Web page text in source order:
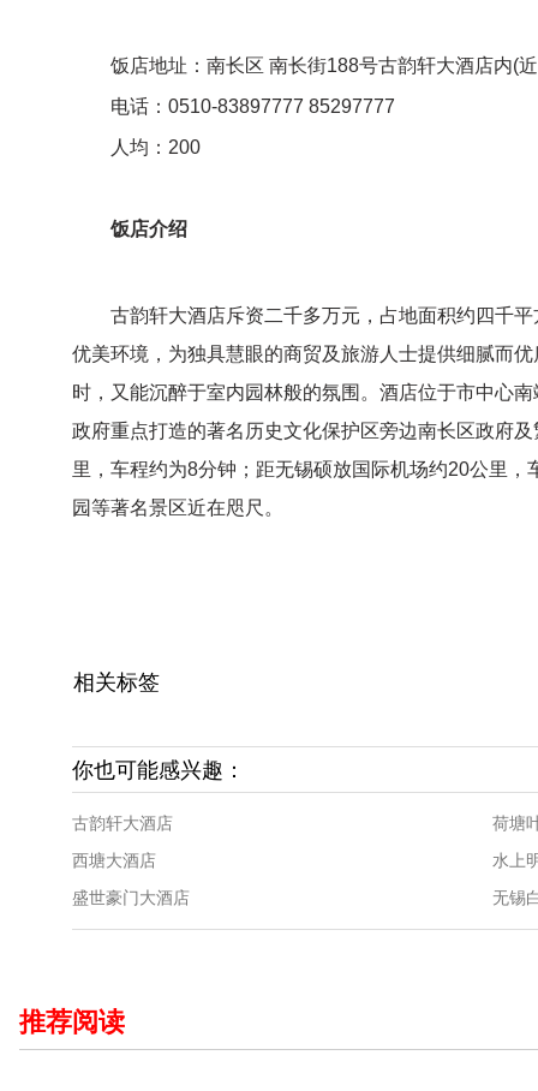
饭店地址：南长区 南长街188号古韵轩大酒店内(
电话：0510-83897777 85297777
人均：200
饭店介绍
古韵轩大酒店斥资二千多万元，占地面积约四千平
优美环境，为独具慧眼的商贸及旅游人士提供细腻而
时，又能沉醉于室内园林般的氛围。酒店位于市中心
政府重点打造的著名历史文化保护区旁边南长区政府
里，车程约为8分钟；距无锡硕放国际机场约20公里
园等著名景区近在咫尺。
相关标签
你也可能感兴趣：
古韵轩大酒店
西塘大酒店
盛世豪门大酒店
荷塘
水上
无锡
推荐阅读